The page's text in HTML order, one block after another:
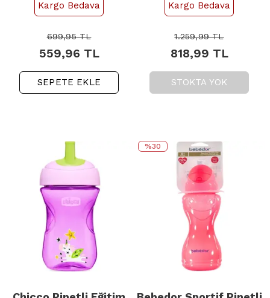
Kargo Bedava
699,95TL
559,96 TL
SEPETE EKLE
Kargo Bedava
1.259,99TL
818,99 TL
STOKTA YOK
%30